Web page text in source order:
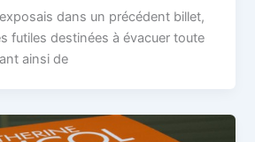
dans un précédent billet,
futiles destinées à évacuer toute
ainsi de